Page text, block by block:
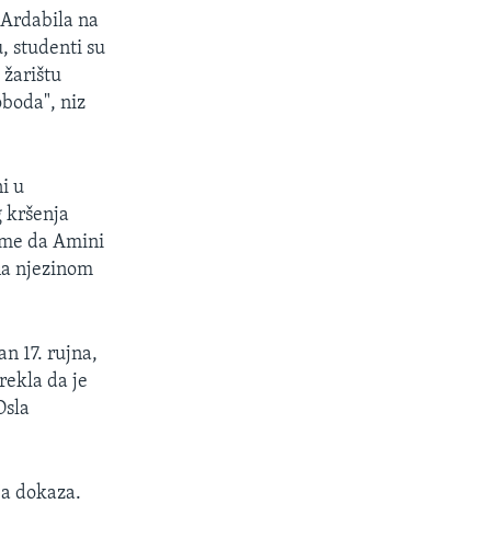
na
studenti su
žarištu
niz
u
kršenja
da Amini
njezinom
17. rujna,
da je
dokaza.